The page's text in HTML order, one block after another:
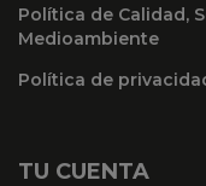
Política de Calidad,
Medioambiente
Política de
TU CUENTA